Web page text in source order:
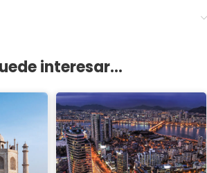
interesar...